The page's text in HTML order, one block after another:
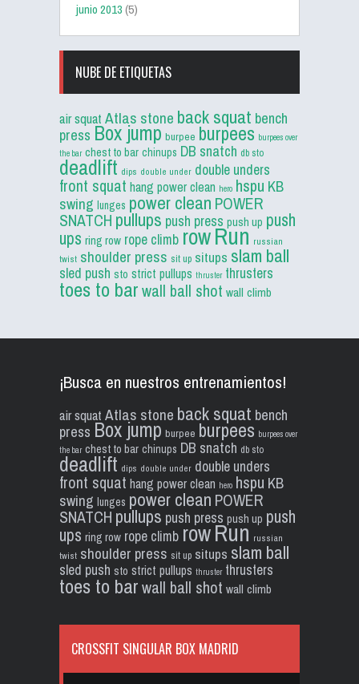
junio 2013(5)
NUBE DE ETIQUETAS
air squat Atlas stone back squat bench
press Box jump burpee burpees burpees over
the bar chest to bar chinups DB snatch db sto
deadlift dips double under double unders
front squat hang power clean hero hspu KB
swing lunges power clean POWER
SNATCH pullups push press push up push
ups ring row rope climb rowRun russian
twist shoulder press sit up situps slam ball
sled push sto strict pullups thruster thrusters
toes to barwall ball shot wall climb
¡Busca en nuestros entrenamientos!
air squat Atlas stone back squat bench
press Box jump burpee burpees burpees over
the bar chest to bar chinups DB snatch db sto
deadlift dips double under double unders
front squat hang power clean hero hspu KB
swing lunges power clean POWER
SNATCH pullups push press push up push
ups ring row rope climb rowRun russian
twist shoulder press sit up situps slam ball
sled push sto strict pullups thruster thrusters
toes to barwall ball shot wall climb
CROSSFIT SINGULAR BOX MADRID